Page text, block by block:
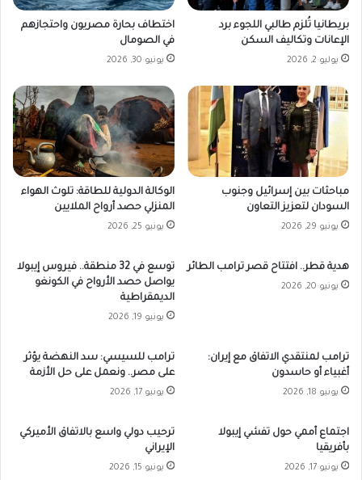
بريطانيا تُلزم طالبي اللجوء برد
الإعانات وتكاليف السكن
يوليو 2, 2026
اختطاف بحارة مصريون واحتجازهم
في الصومال
يونيو 30, 2026
مباحثات بين إسرائيل وجنوب
السودان لتعزيز التعاون
يونيو 29, 2026
الوكالة الدولية للطاقة: تلوث الهواء
المنزلي حصد أرواح الملايين
يونيو 25, 2026
هدية قطر.. افتتاح قصر ترامب الطائر
يونيو 20, 2026
توسع في 32 منطقة.. فيروس إيبولا
يواصل حصد الأرواح في الكونغو
الديمقراطية
يونيو 19, 2026
ترامب لمنتقدي الاتفاق مع إيران:
أغبياء أو حاسدون
يونيو 18, 2026
ترامب للسيسي: سد النهضة يؤثر
على مصر.. ونعمل على حل الأزمة
يونيو 17, 2026
اجتماع أممي حول تفشي إيبولا
بأفريقيا
يونيو 17, 2026
ترحيب دولي واسع بالاتفاق الأميركي
الإيراني
يونيو 15, 2026